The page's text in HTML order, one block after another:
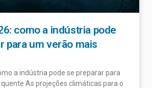
como a indústria pode
para um verão mais
a indústria pode se preparar para
As projeções climáticas para o